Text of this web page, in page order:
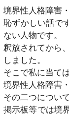
境界性人格障害
恥ずかしい話で
ない人物です。
釈放されてから
しました。
そこで私に当て
境界性人格障害
その二つについ
掲示板等では境